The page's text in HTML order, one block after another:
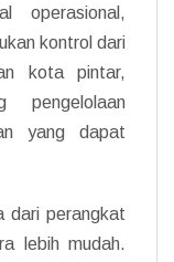
operasional,
kontrol dari
kota pintar,
pengelolaan
yang dapat
dari perangkat
lebih mudah.